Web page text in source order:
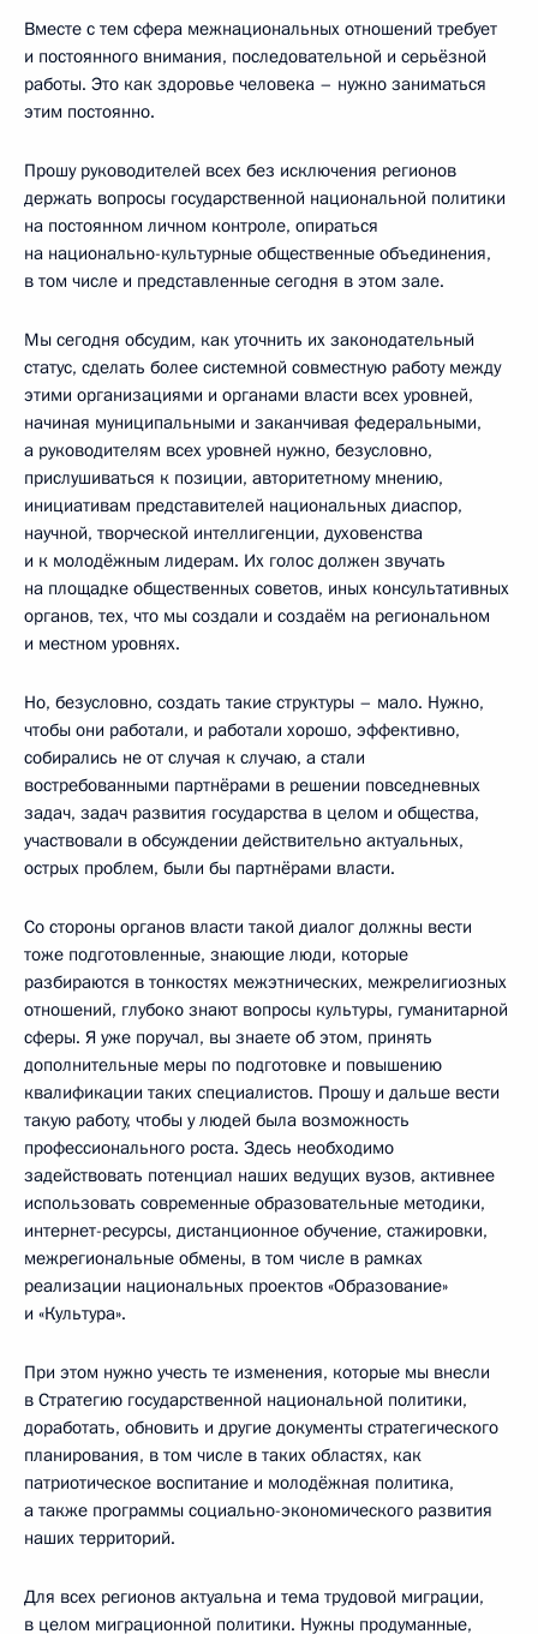
Вместе с тем сфера межнациональных отношений требует
и постоянного внимания, последовательной и серьёзной
работы. Это как здоровье человека – нужно заниматься
этим постоянно.
Прошу руководителей всех без исключения регионов
держать вопросы государственной национальной политики
на постоянном личном контроле, опираться
на национально-культурные общественные объединения,
в том числе и представленные сегодня в этом зале.
Мы сегодня обсудим, как уточнить их законодательный
статус, сделать более системной совместную работу между
этими организациями и органами власти всех уровней,
начиная муниципальными и заканчивая федеральными,
а руководителям всех уровней нужно, безусловно,
прислушиваться к позиции, авторитетному мнению,
инициативам представителей национальных диаспор,
научной, творческой интеллигенции, духовенства
и к молодёжным лидерам. Их голос должен звучать
на площадке общественных советов, иных консультативных
органов, тех, что мы создали и создаём на региональном
и местном уровнях.
Но, безусловно, создать такие структуры – мало. Нужно,
чтобы они работали, и работали хорошо, эффективно,
собирались не от случая к случаю, а стали
востребованными партнёрами в решении повседневных
задач, задач развития государства в целом и общества,
участвовали в обсуждении действительно актуальных,
острых проблем, были бы партнёрами власти.
Со стороны органов власти такой диалог должны вести
тоже подготовленные, знающие люди, которые
разбираются в тонкостях межэтнических, межрелигиозных
отношений, глубоко знают вопросы культуры, гуманитарной
сферы. Я уже поручал, вы знаете об этом, принять
дополнительные меры по подготовке и повышению
квалификации таких специалистов. Прошу и дальше вести
такую работу, чтобы у людей была возможность
профессионального роста. Здесь необходимо
задействовать потенциал наших ведущих вузов, активнее
использовать современные образовательные методики,
интернет-ресурсы, дистанционное обучение, стажировки,
межрегиональные обмены, в том числе в рамках
реализации национальных проектов «Образование»
и «Культура».
При этом нужно учесть те изменения, которые мы внесли
в Стратегию государственной национальной политики,
доработать, обновить и другие документы стратегического
планирования, в том числе в таких областях, как
патриотическое воспитание и молодёжная политика,
а также программы социально-экономического развития
наших территорий.
Для всех регионов актуальна и тема трудовой миграции,
в целом миграционной политики. Нужны продуманные,